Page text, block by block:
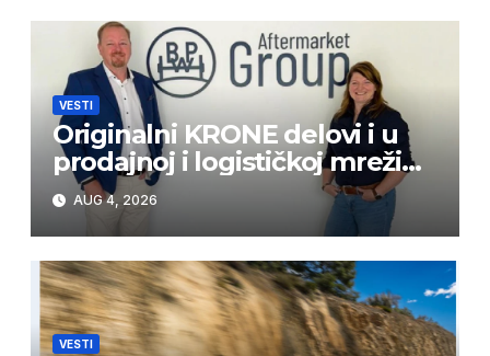
VESTI
Originalni KRONE delovi i u
prodajnoj i logističkoj mreži
BPW Aftermarket grupe
AUG 4, 2026
VESTI